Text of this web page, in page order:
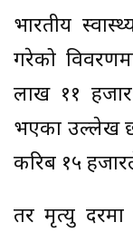
भारतीय
गरेको
लाख ११ हजार
भएका उल्लेख छ
करिब १५
तर मृत्यु